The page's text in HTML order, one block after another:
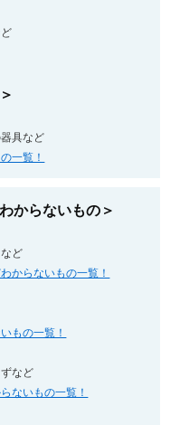
具など
一覧！
からないもの＞
ど
からないもの一覧！
もの一覧！
など
ないもの一覧！